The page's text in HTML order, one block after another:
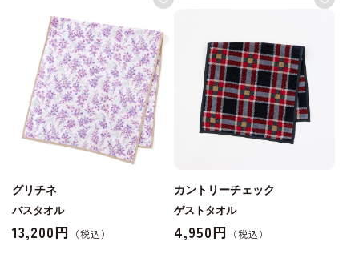
グリチネ
バスタオル
13,200円
カントリーチェック
ゲストタオル
4,950円